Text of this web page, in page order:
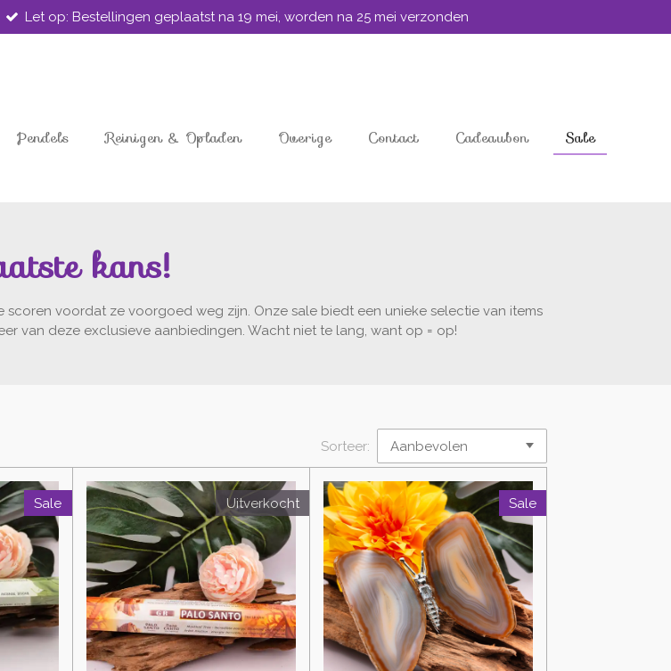
Let op: Bestellingen geplaatst na 19 mei, worden na 25 mei verzonden
Pendels Reinigen & Opladen Overige Contact Cadeaubon Sale
kans!
voordat ze voorgoed weg zijn. Onze sale biedt een unieke selectie van items
van deze exclusieve aanbiedingen. Wacht niet te lang, want op = op!
Sorteer:
Sale Uitverkocht Sale